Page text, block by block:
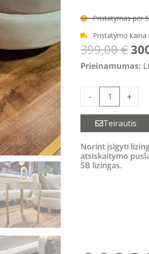
Pristatymas per
Pristatymo
399,00€
Prieinamumas:
-
produkto
šoninis
staliukas
+
Teirautis
Norint įsigyti
atsiskaitymo
SB lizingas.